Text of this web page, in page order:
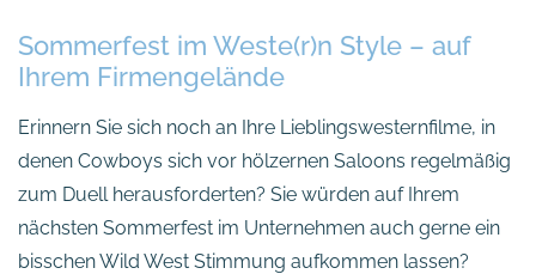
Sommerfest im Weste(r)n Style – auf
Ihrem Firmengelände
Erinnern Sie sich noch an Ihre Lieblingswesternfilme, in
denen Cowboys sich vor hölzernen Saloons regelmäßig
zum Duell herausforderten? Sie würden auf Ihrem
nächsten Sommerfest im Unternehmen auch gerne ein
bisschen Wild West Stimmung aufkommen lassen?